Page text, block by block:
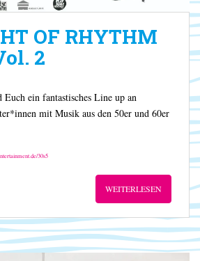
OF RHYTHM
2
ein fantastisches Line up an
mit Musik aus den 50er und 60er
30s5
WEITERLESEN